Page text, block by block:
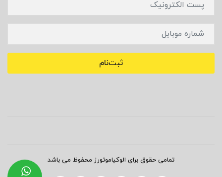
ثبت‌نام
تمامی حقوق برای الوکیاموتورز محفوظ می باشد